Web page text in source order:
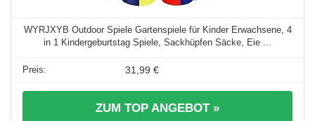
WYRJXYB Outdoor Spiele Gartenspiele für Kinder Erwachsene, 4
in 1 Kindergeburtstag Spiele, Sackhüpfen Säcke, Eie ...
31,99 €
ZUM TOP ANGEBOT »